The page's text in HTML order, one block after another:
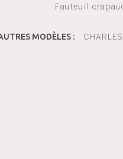
Fauteuil
MODÈLES :